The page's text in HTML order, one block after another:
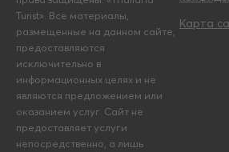
Turist». Все материалы,
размещенные на данном сайте,
предоставляются
исключительно в
информационных целях и не
являются предложением или
оказанием услуг. Сайт не
предоставляет услуги
непосредственно, а лишь
Карта